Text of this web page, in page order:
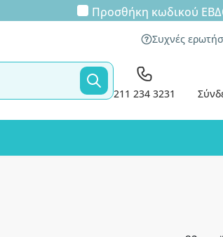
Προσθήκη κωδικού
Συχνές
211 234 3231